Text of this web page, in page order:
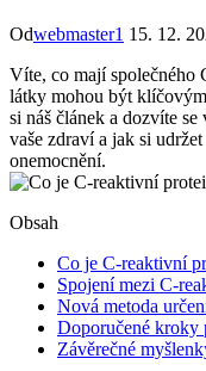
Odwebmaster1 15. 12.
Víte, co mají společného
látky mohou být
si náš článek a dozvíte
vaše zdraví a jak si
onemocnění.
Obsah
Co je C-reaktivní
Spojení mezi C-
Nová metoda
Doporučené kroky
Závěrečné